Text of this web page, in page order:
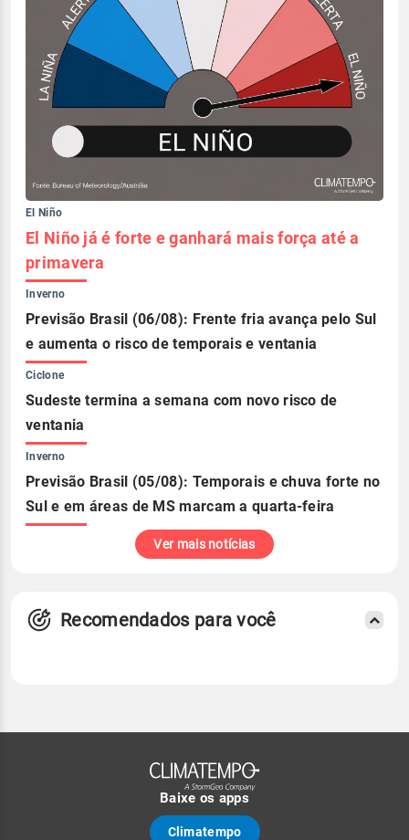
El Niño
El Niño já é forte e ganhará mais força até a
primavera
Inverno
Previsão Brasil (06/08): Frente fria avança pelo Sul
e aumenta o risco de temporais e ventania
Ciclone
Sudeste termina a semana com novo risco de
ventania
Inverno
Previsão Brasil (05/08): Temporais e chuva forte no
Sul e em áreas de MS marcam a quarta-feira
Ver mais notícias
Recomendados para você
Baixe os apps
Climatempo